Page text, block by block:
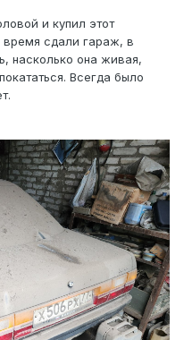
и купил этот
время сдали гараж, в
насколько она живая,
Всегда было